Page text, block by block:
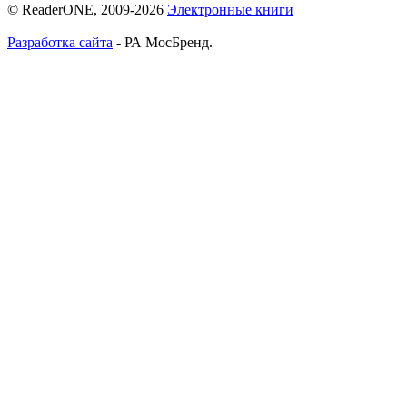
© ReaderONE, 2009-2026 Электронные книги
Разработка сайта - РА МосБренд.